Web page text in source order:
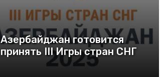
Азербайджан готовится
принять III Игры стран СНГ